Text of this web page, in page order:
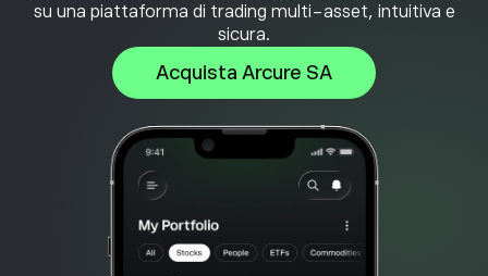
su una piattaforma di trading multi-asset, intuitiva e
sicura.
Acquista Arcure SA